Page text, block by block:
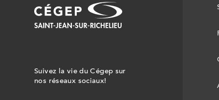
Suivez la vie du Cégep sur
nos réseaux sociaux!